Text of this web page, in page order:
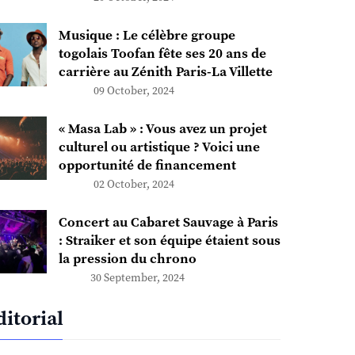
Musique : Le célèbre groupe
togolais Toofan fête ses 20 ans de
carrière au Zénith Paris-La Villette
09 October, 2024
« Masa Lab » : Vous avez un projet
culturel ou artistique ? Voici une
opportunité de financement
02 October, 2024
Concert au Cabaret Sauvage à Paris
: Straiker et son équipe étaient sous
la pression du chrono
30 September, 2024